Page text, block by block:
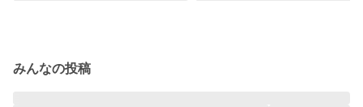
みんなの投稿